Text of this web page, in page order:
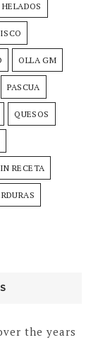
HELADOS
OLLA GM
PASCUA
QUESOS
RECETA
the years